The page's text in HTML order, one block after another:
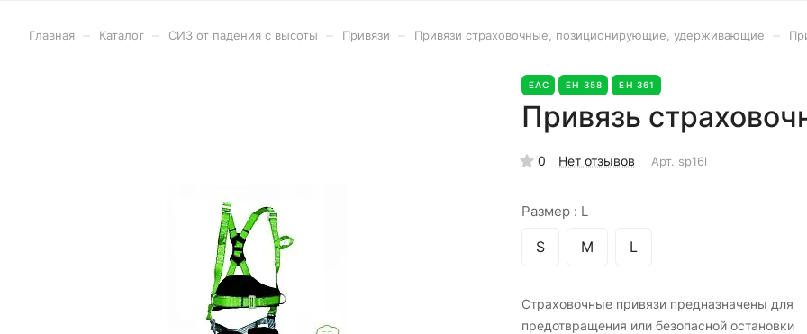
Главная Каталог СИЗ от падения с высоты Привязи Привязи страховочные, позиционирующие, удерживающие
EAC ЕН 358 ЕН 361
Привязь
0 Нет отзывов Арт. sp16l
Размер : L
S M L
Страховочные привязи предназначены для
предотвращения или безопасной остановки